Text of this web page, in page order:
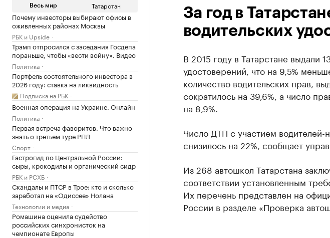
Весь мир Татарстан
Почему инвесторы выбирают офисы в
оживленных районах Москвы
РБК и Upside
Трамп отпросился с заседания Госдепа
пораньше, чтобы «вести войну». Видео
Политика
Портфель состоятельного инвестора в
2026 году: ставка на ликвидность
Подписка на РБК
Военная операция на Украине. Онлайн
Политика
Первая встреча фаворитов. Что важно
знать о третьем туре РПЛ
Спорт
Гастрогид по Центральной России:
сыры, крокодилы и органический сидр
РБК и РСХБ
Скандалы и ПТСР в Трое: кто и сколько
заработал на «Одиссее» Нолана
Технологии и медиа
Ромашина оценила судейство
российских синхронисток на
чемпионате Европы
За год в
водительских
В 2015 году в Татарстане выдали
удостоверений, что на 9,5%
количество водительских прав,
сократилось на 39,6%, а число
на 8,9%.
Число ДТП с участием водителей-
снизилось на 22%, сообщает
Из 268 автошкол Татарстана
соответствии установленным
Их перечень представлен на
России в разделе «Проверка